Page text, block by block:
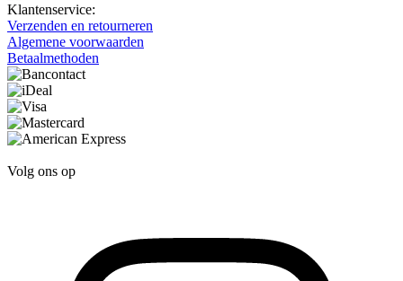
Klantenservice:
Verzenden en retourneren
Algemene voorwaarden
Betaalmethoden
Volg ons op